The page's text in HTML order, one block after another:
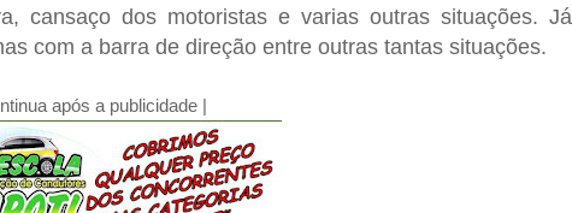
cansaço dos motoristas e varias outras situações. Já
com a barra de direção entre outras tantas situações.
após a publicidade |